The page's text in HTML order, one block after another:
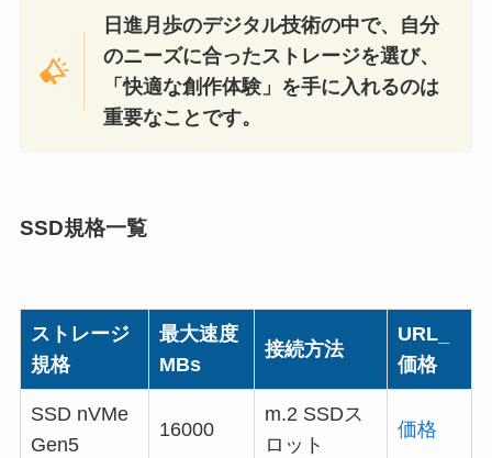
日進月歩のデジタル技術の中で、自分
のニーズに合ったストレージを選び、
「快適な創作体験」を手に入れるのは
重要なことです。
SSD規格一覧
ストレージ
規格
最大速度
MBs
接続方法
URL_
価格
SSD nVMe
Gen5
16000
m.2 SSDス
ロット
価格